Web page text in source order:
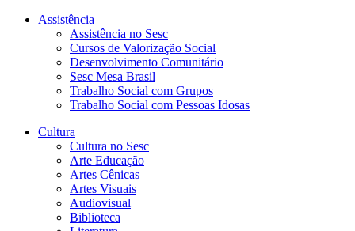
Assistência
Assistência no Sesc
Cursos de Valorização Social
Desenvolvimento Comunitário
Sesc Mesa Brasil
Trabalho Social com Grupos
Trabalho Social com Pessoas Idosas
Cultura
Cultura no Sesc
Arte Educação
Artes Cênicas
Artes Visuais
Audiovisual
Biblioteca